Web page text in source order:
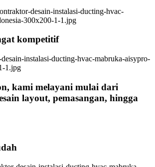
kompetitif
kami melayani mulai dari
layout, pemasangan, hingga